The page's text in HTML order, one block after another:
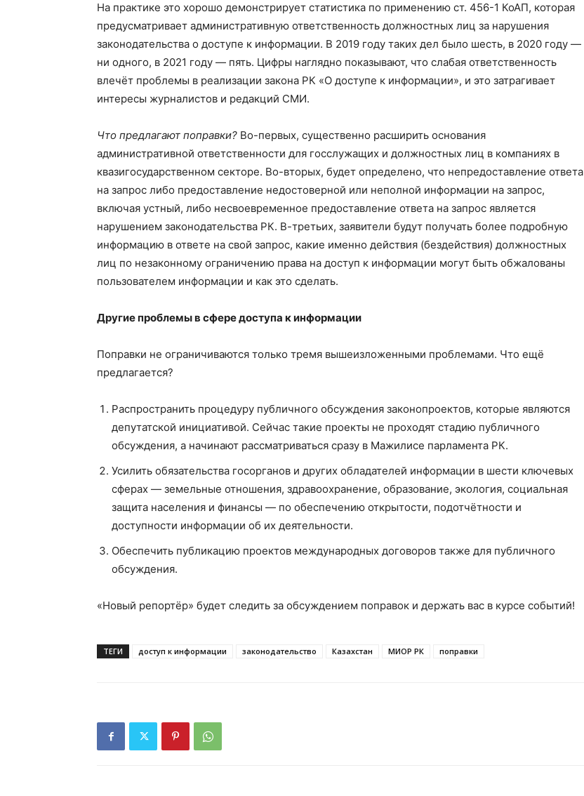
На практике это хорошо демонстрирует статистика по применению ст. 456-1 КоАП, которая
предусматривает административную ответственность должностных лиц за нарушения
законодательства о доступе к информации. В 2019 году таких дел было шесть, в 2020 году —
ни одного, в 2021 году — пять. Цифры наглядно показывают, что слабая ответственность
влечёт проблемы в реализации закона РК «О доступе к информации», и это затрагивает
интересы журналистов и редакций СМИ.
Что предлагают поправки? Во-первых, существенно расширить основания
административной ответственности для госслужащих и должностных лиц в компаниях в
квазигосударственном секторе. Во-вторых, будет определено, что непредоставление ответа
на запрос либо предоставление недостоверной или неполной информации на запрос,
включая устный, либо несвоевременное предоставление ответа на запрос является
нарушением законодательства РК. В-третьих, заявители будут получать более подробную
информацию в ответе на свой запрос, какие именно действия (бездействия) должностных
лиц по незаконному ограничению права на доступ к информации могут быть обжалованы
пользователем информации и как это сделать.
Другие проблемы в сфере доступа к информации
Поправки не ограничиваются только тремя вышеизложенными проблемами. Что ещё
предлагается?
Распространить процедуру публичного обсуждения законопроектов, которые являются
депутатской инициативой. Сейчас такие проекты не проходят стадию публичного
обсуждения, а начинают рассматриваться сразу в Мажилисе парламента РК.
Усилить обязательства госорганов и других обладателей информации в шести ключевых
сферах — земельные отношения, здравоохранение, образование, экология, социальная
защита населения и финансы — по обеспечению открытости, подотчётности и
доступности информации об их деятельности.
Обеспечить публикацию проектов международных договоров также для публичного
обсуждения.
«Новый репортёр» будет следить за обсуждением поправок и держать вас в курсе событий!
ТЕГИ доступ к информации законодательство Казахстан МИОР РК поправки